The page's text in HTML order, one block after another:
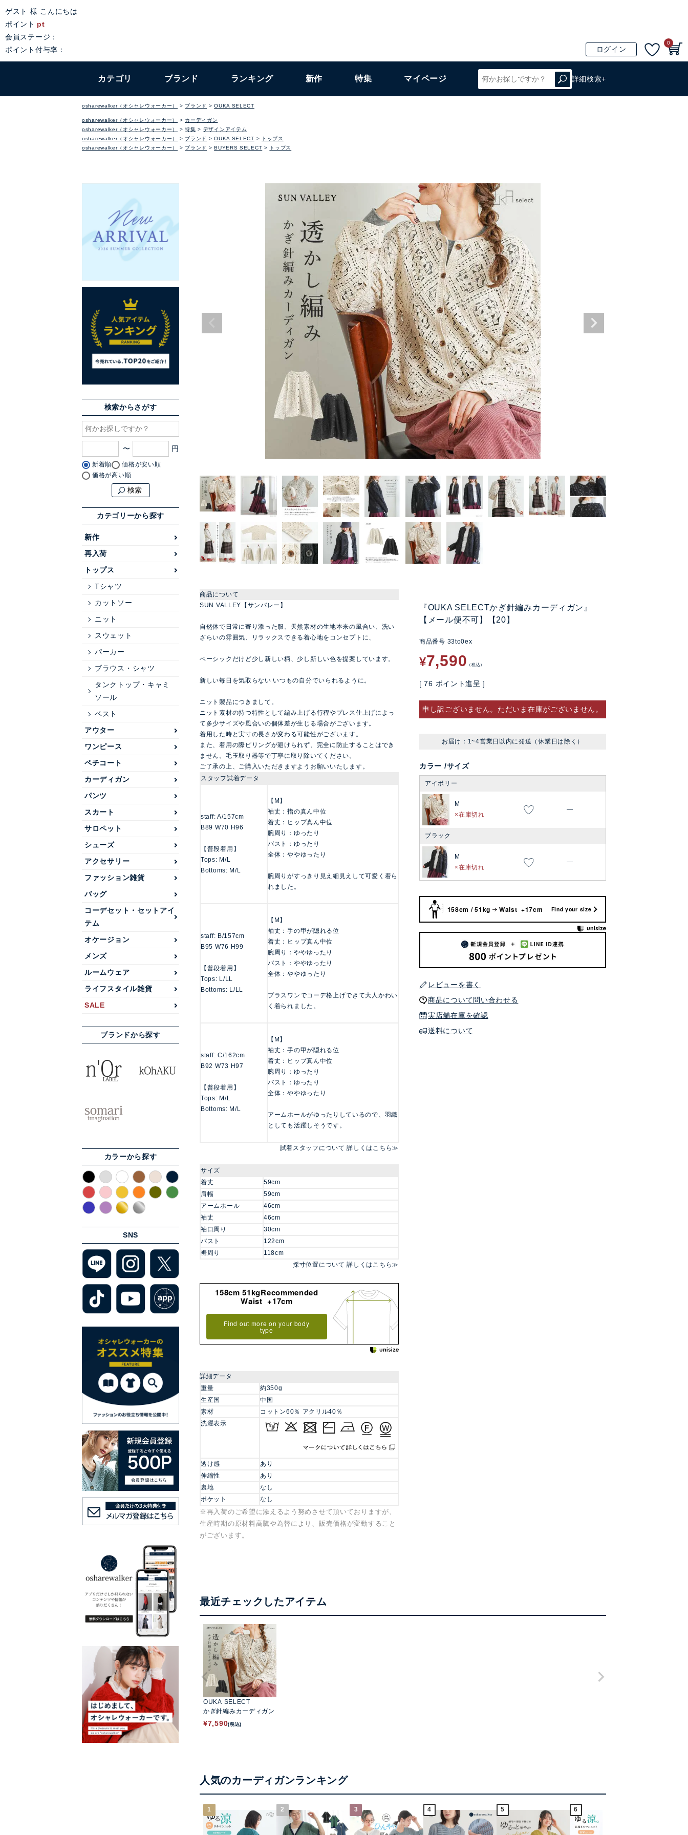
ゲスト 様 こんにちは
ポイント pt
会員ステージ：
ポイント付与率：
ログイン
0
カテゴリ ブランド ランキング 新作 特集 マイページ 詳細検索+
osharewalker（オシャレウォーカー） ブランド OUKA SELECT
osharewalker（オシャレウォーカー）
カーディガン
osharewalker（オシャレウォーカー）
特集
デザインアイテム
osharewalker（オシャレウォーカー）
ブランド OUKA SELECT
トップス
osharewalker（オシャレウォーカー）
ブランド BUYERS SELECT トップス
検索からさがす
〜
新着順
価格が安い順
価格が高い順
検索
カテゴリーから探す
新作
再入荷
トップス
Tシャツ
カットソー
ニット
スウェット
パーカー
ブラウス・シャツ
タンクトップ・キャミ
ソール
ベスト
アウター
ワンピース
ペチコート
カーディガン
パンツ
スカート
サロペット
シューズ
アクセサリー
ファッション雑貨
バッグ
コーデセット・セットアイ
テム
オケージョン
メンズ
ルームウェア
ライフスタイル雑貨
SALE
ブランドから探す
カラーから探す
SNS
『OUKA SELECTかぎ針編みカーディガン』
【メール便不可】【20】
商品番号 33to0ex
¥7,590 税込
[ 76 ポイント進呈 ]
申し訳ございません。ただいま在庫がございません。
お届け：1~4営業日以内に発送（休業日は除く）
カラー サイズ
アイボリー
M
在庫切れ
—
ブラック
M
在庫切れ
—
158cm / 51kg Waist +17cm Find your size
レビューを書く
商品について問い合わせる
実店舗在庫を確認
送料について
商品について
SUN VALLEY【サンバレー】
自然体で日常に寄り添った服、天然素材の生地本来の風合い、洗い
ざらいの雰囲気、リラックスできる着心地をコンセプトに、
ベーシックだけど少し新しい柄、少し新しい色を提案しています。
新しい毎日を気取らない いつもの自分でいられるように。
ニット製品につきまして。
ニット素材の持つ特性として編み上げる行程やプレス仕上げによっ
て多少サイズや風合いの個体差が生じる場合がございます。
着用した時と実寸の長さが変わる可能性がございます。
また、着用の際ピリングが避けられず、完全に防止することはでき
ません。毛玉取り器等で丁寧に取り除いてください。
ご了承の上、ご購入いただきますようお願いいたします。
スタッフ試着データ
staff: A/157cm
B89 W70 H96
【普段着用】
Tops: M/L
Bottoms: M/L
【M】
袖丈：指の真ん中位
着丈：ヒップ真ん中位
腕周り：ゆったり
バスト：ゆったり
全体：ややゆったり
腕周りがすっきり見え細見えして可愛く着ら
れました。
staff: B/157cm
B95 W76 H99
【普段着用】
Tops: L/LL
Bottoms: L/LL
【M】
袖丈：手の甲が隠れる位
着丈：ヒップ真ん中位
腕周り：ややゆったり
バスト：ややゆったり
全体：ややゆったり
プラスワンでコーデ格上げできて大人かわい
く着られました。
staff: C/162cm
B92 W73 H97
【普段着用】
Tops: M/L
Bottoms: M/L
【M】
袖丈：手の甲が隠れる位
着丈：ヒップ真ん中位
腕周り：ゆったり
バスト：ゆったり
全体：ややゆったり
アームホールがゆったりしているので、羽織
としても活躍しそうです。
試着スタッフについて 詳しくはこちら≫
サイズ
着丈
59cm
肩幅
59cm
アームホール
46cm
袖丈
46cm
袖口周り
30cm
バスト
122cm
裾周り
118cm
採寸位置について 詳しくはこちら≫
158cm 51kgRecommended
Waist +17cm
Find out more on your body
type
詳細データ
重量
約350g
生産国
中国
素材
コットン60％ アクリル40％
洗濯表示
透け感
あり
伸縮性
あり
裏地
なし
ポケット
なし
※再入荷のご希望に添えるよう努めさせて頂いておりますが、
生産時期の原材料高騰や為替により、販売価格が変動すること
がございます。
最近チェックしたアイテム
OUKA SELECT
かぎ針編みカーディガン
¥7,590(税込)
人気のカーディガンランキング
1 2 3 4 5 6